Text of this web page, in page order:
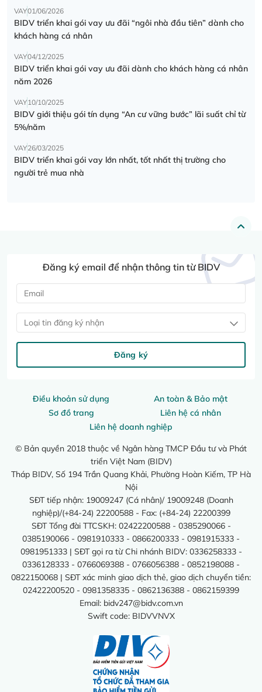
VAY01/06/2026
BIDV triển khai gói vay ưu đãi “ngôi nhà đầu tiên” dành cho
khách hàng cá nhân
VAY04/12/2025
BIDV triển khai gói vay ưu đãi dành cho khách hàng cá nhân
năm 2026
VAY10/10/2025
BIDV giới thiệu gói tín dụng “An cư vững bước” lãi suất chỉ từ
5%/năm
VAY26/03/2025
BIDV triển khai gói vay lớn nhất, tốt nhất thị trường cho
người trẻ mua nhà
Điều khoản sử dụng
An toàn & Bảo mật
Sơ đồ trang
Liên hệ cá nhân
Liên hệ doanh nghiệp
© Bản quyền 2018 thuộc về Ngân hàng TMCP Đầu tư và Phát
triển Việt Nam (BIDV)
Tháp BIDV, Số 194 Trần Quang Khải, Phường Hoàn Kiếm, TP Hà
Nội
SĐT tiếp nhận: 19009247 (Cá nhân)/ 19009248 (Doanh
nghiệp)/(+84-24) 22200588 - Fax: (+84-24) 22200399
SĐT Tổng đài TTCSKH: 02422200588 - 0385290066 -
0385190066 - 0981910333 - 0866200333 - 0981915333 -
0981951333 | SĐT gọi ra từ Chi nhánh BIDV: 0336258333 -
0336128333 - 0766069388 - 0766056388 - 0852198088 -
0822150068 | SĐT xác minh giao dịch thẻ, giao dịch chuyển tiền:
02422200520 - 0981358335 - 0862136388 - 0862159399
Email: bidv247@bidv.com.vn
Swift code: BIDVVNVX
Đăng ký email để nhận thông tin từ BIDV
Loại tin đăng ký nhận
Đăng ký